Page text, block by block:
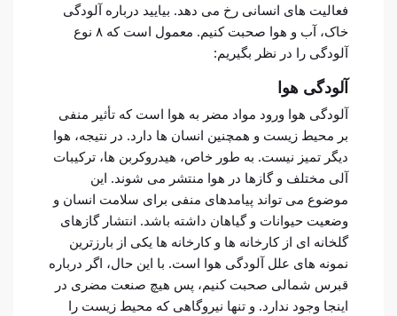
فعالیت های انسانی رخ می دهد. بیایید درباره آلودگی
خاک، آب و هوا صحبت کنیم. معمول است که ۸ نوع
آلودگی را در نظر بگیریم:
آلودگی هوا
آلودگی هوا ورود مواد مضر به هوا است که تأثیر منفی
بر محیط زیست و همچنین انسان ها دارد. در نتیجه، هوا
دیگر تمیز نیست. به طور خاص، هیدروکربن ها، ترکیبات
آلی مختلف و گازها در هوا منتشر می شوند. این
موضوع می تواند پیامدهای منفی برای سلامت انسان و
وضعیت حیوانات و گیاهان داشته باشد. انتشار گازهای
گلخانه ای از کارخانه ها و کارخانه ها یکی از بارزترین
نمونه های علل آلودگی هوا است. با این حال، اگر درباره
قبرس شمالی صحبت کنیم، پس هیچ صنعت مضری در
اینجا وجود ندارد. و تنها نیروگاهی که محیط زیست را